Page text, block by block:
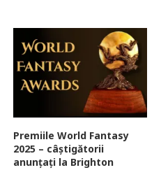
Premiile World Fantasy
2025 – câștigătorii
anunțați la Brighton